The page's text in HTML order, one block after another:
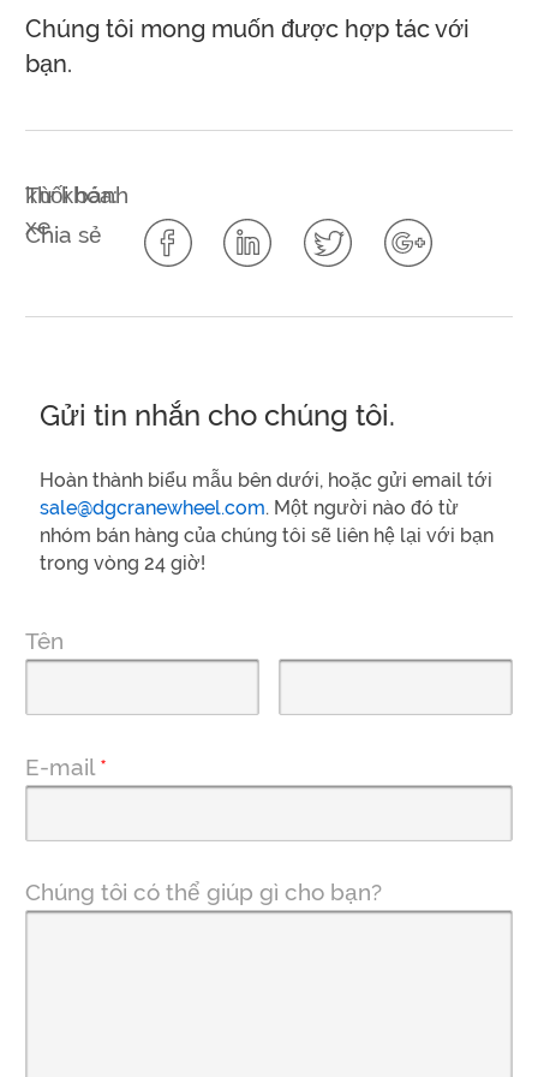
Chúng tôi mong muốn được hợp tác với
bạn.
Từ khóa:
khối bánh
xe
Chia sẻ
Gửi tin nhắn cho chúng tôi.
Hoàn thành biểu mẫu bên dưới, hoặc gửi email tới
sale@dgcranewheel.com. Một người nào đó từ
nhóm bán hàng của chúng tôi sẽ liên hệ lại với bạn
trong vòng 24 giờ!
Tên
E-mail *
Chúng tôi có thể giúp gì cho bạn?